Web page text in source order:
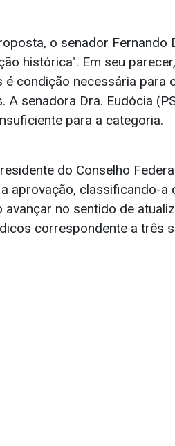
o senador
histórica". Em seu
é condição necessária para
A senadora Dra. Eudócia
para a categoria.
do Conselho
aprovação, classificando-
avançar no sentido de
correspondente a três